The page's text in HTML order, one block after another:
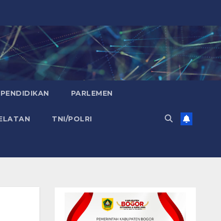
PENDIDIKAN PARLEMEN
TNI/POLRI